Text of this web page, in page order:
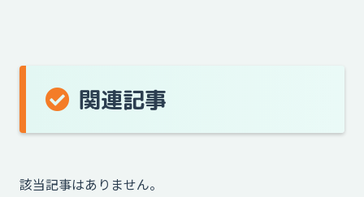
関連記事
該当記事はありません。